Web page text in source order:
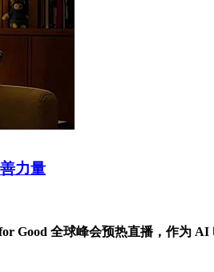
力量
Good 全球峰会预热直播，作为